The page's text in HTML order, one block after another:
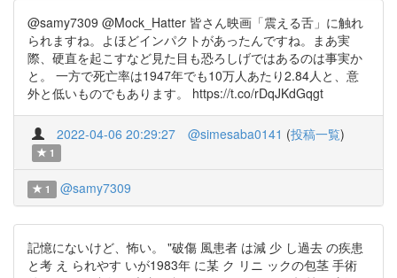
@samy7309 @Mock_Hatter 皆さん映画「震える舌」に触れ
られますね。よほどインパクトがあったんですね。まあ実
際、硬直を起こすなど見た目も恐ろしげではあるのは事実か
と。 一方で死亡率は1947年でも10万人あたり2.84人と、意
外と低いものでもあります。 https://t.co/rDqJKdGqgt
2022-04-06 20:29:27 @simesaba0141 (投稿一覧)
1
1 @samy7309
記憶にないけど、怖い。 "破傷 風患者 は減 少 し過去 の疾患
と考 え られやす いが1983年 に某 ク リニ ックの包茎 手術